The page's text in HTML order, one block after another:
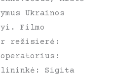
Ukrainos
Filmo
režisierė:
Sigita